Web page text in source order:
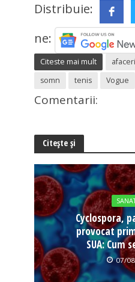
Distribuie:
ne:
Citeste mai mult afaceri
somn
tenis Vogue
Comentarii:
Citește și
Cyclospora,
provocat
SUA: Cum
07/